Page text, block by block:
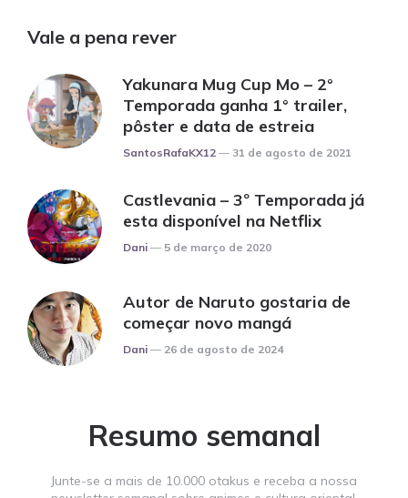
Vale a pena rever
Yakunara Mug Cup Mo – 2°
Temporada ganha 1° trailer,
pôster e data de estreia
Posted
SantosRafaKX12 31 de agosto de 2021
Castlevania – 3º Temporada já
esta disponível na Netflix
Posted
Dani 5 de março de 2020
Autor de Naruto gostaria de
começar novo mangá
Posted
Dani 26 de agosto de 2024
Resumo semanal
Junte-se a mais de 10.000 otakus e receba a nossa